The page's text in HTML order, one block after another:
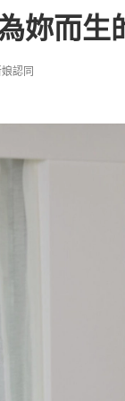
妳而生
認同